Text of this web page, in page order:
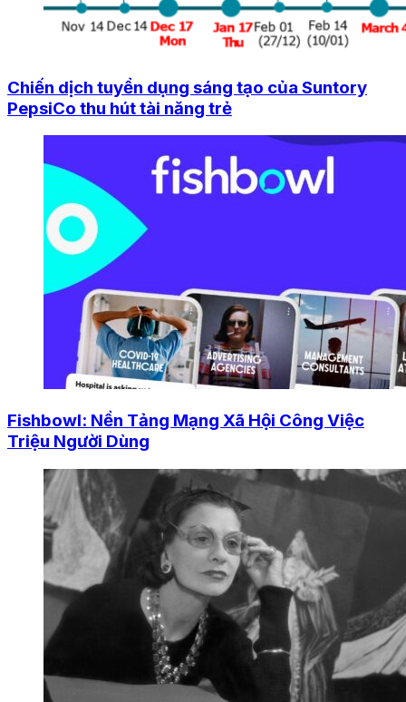
Chiến dịch tuyển dụng sáng tạo của Suntory
PepsiCo thu hút tài năng trẻ
Fishbowl: Nền Tảng Mạng Xã Hội Công Việc
Triệu Người Dùng